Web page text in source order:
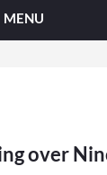
MENU
over